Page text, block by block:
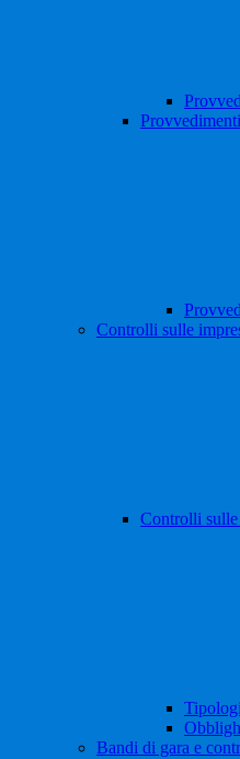
Controlli sulle
Controlli sulle
Bandi di gara e